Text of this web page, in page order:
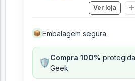
Ver loja
📦 Embalagem segura
🛡️Compra 100%
Geek